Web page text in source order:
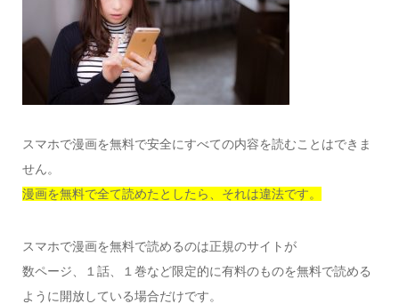
スマホで漫画を無料で安全にすべての内容を読むことはできま
せん。
漫画を無料で全て読めたとしたら、それは違法です。
スマホで漫画を無料で読めるのは正規のサイトが
数ページ、１話、１巻など限定的に有料のものを無料で読める
ように開放している場合だけです。